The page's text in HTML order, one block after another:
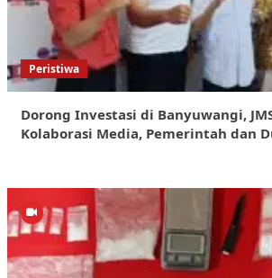
Peristiwa
Dorong Investasi di Banyuwangi,
Kolaborasi Media, Pemerintah dan